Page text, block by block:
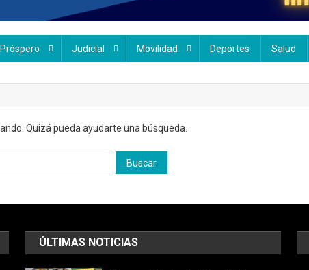
Judicial Movilidad Deportes Salud
Quizá pueda ayudarte una búsqueda.
ÚLTIMAS NOTICIAS